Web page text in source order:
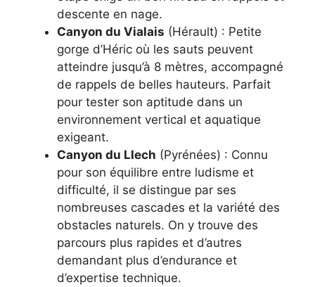
descente en nage.
Canyon du Vialais (Hérault) : Petite
gorge d’Héric où les sauts peuvent
atteindre jusqu’à 8 mètres, accompagné
de rappels de belles hauteurs. Parfait
pour tester son aptitude dans un
environnement vertical et aquatique
exigeant.
Canyon du Llech (Pyrénées) : Connu
pour son équilibre entre ludisme et
difficulté, il se distingue par ses
nombreuses cascades et la variété des
obstacles naturels. On y trouve des
parcours plus rapides et d’autres
demandant plus d’endurance et
d’expertise technique.